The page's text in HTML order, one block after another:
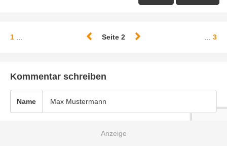
1 3
Seite 2
Kommentar schreiben
Name